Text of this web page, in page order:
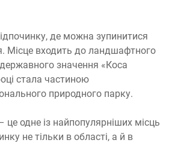
де можна зупинитися
Місце входить до ландшафтного
значення «Коса
стала частиною
природного парку.
одне із найпопулярніших місць
не тільки в області, а й в